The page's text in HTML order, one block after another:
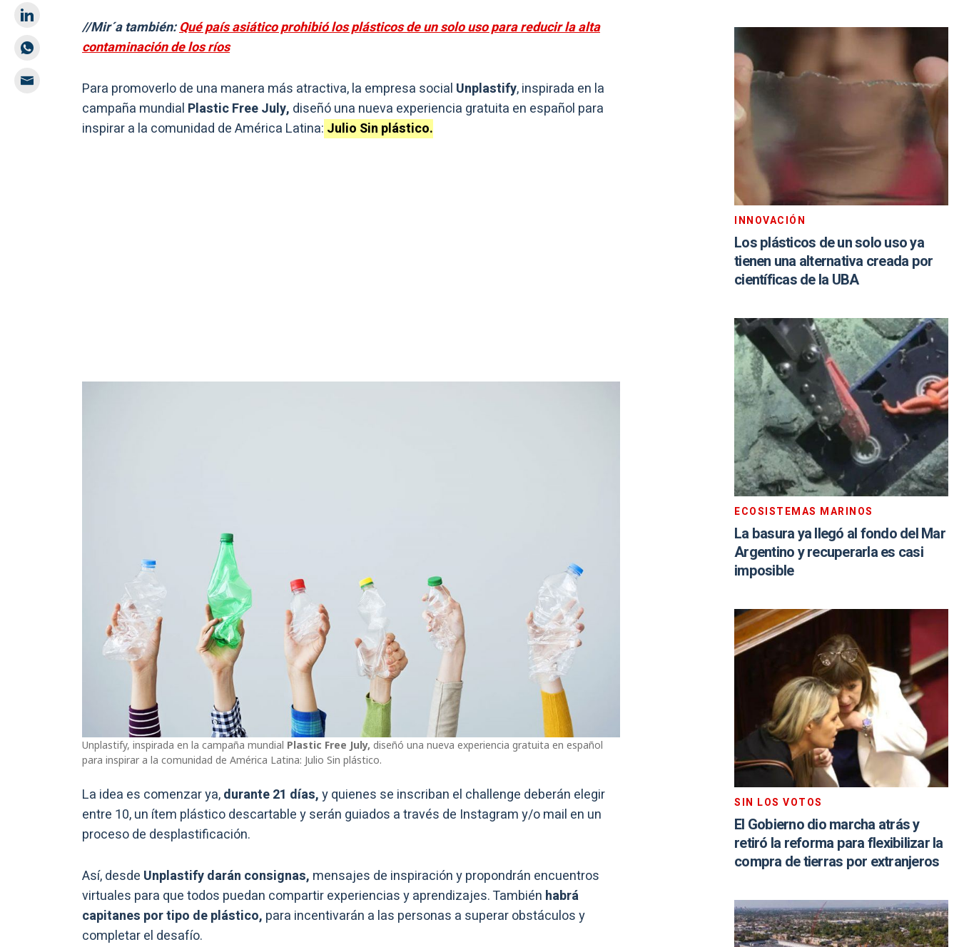
//Mir´a también:Qué país asiático prohibió los plásticos de un solo uso para reducir la alta
contaminación de los ríos
Para promoverlo de una manera más atractiva, la empresa social Unplastify, inspirada en la
campaña mundial Plastic Free July, diseñó una nueva experiencia gratuita en español para
inspirar a la comunidad de América Latina: Julio Sin plástico.
Unplastify, inspirada en la campaña mundial Plastic Free July, diseñó una nueva experiencia gratuita en español
para inspirar a la comunidad de América Latina: Julio Sin plástico.
La idea es comenzar ya,durante 21 días,y quienes se inscriban el challenge deberán elegir
entre 10, un ítem plástico descartable y serán guiados a través de Instagram y/o mail en un
proceso de desplastificación.
Así, desde Unplastify darán consignas, mensajes de inspiración y propondrán encuentros
virtuales para que todos puedan compartir experiencias y aprendizajes. También habrá
capitanes por tipo de plástico, para incentivarán a las personas a superar obstáculos y
completar el desafío.
INNOVACIÓN
Los plásticos de un solo uso ya
tienen una alternativa creada por
científicas de la UBA
ECOSISTEMAS MARINOS
La basura ya llegó al fondo del Mar
Argentino y recuperarla es casi
imposible
SIN LOS VOTOS
El Gobierno dio marcha atrás y
retiró la reforma para flexibilizar la
compra de tierras por extranjeros